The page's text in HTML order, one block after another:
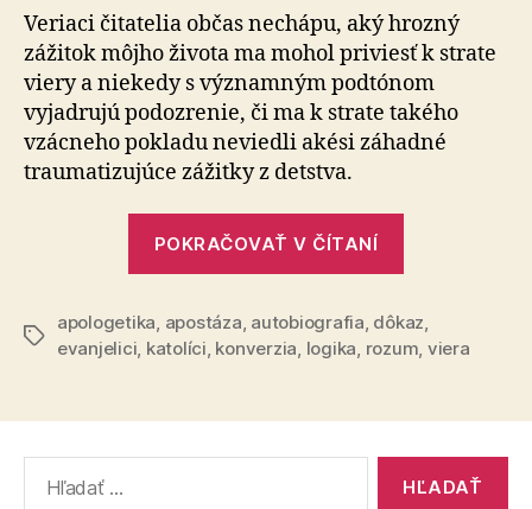
autobiografia
Veriaci čitatelia občas nechápu, aký hrozný
zážitok môjho života ma mohol priviesť k strate
viery a niekedy s významným podtónom
vyjadrujú podozrenie, či ma k strate takého
vzácneho pokladu neviedli akési záhadné
traumatizujúce zážitky z detstva.
POKRAČOVAŤ V ČÍTANÍ
Značky
apologetika, apostáza, autobiografia, dôkaz,
evanjelici, katolíci, konverzia, logika, rozum, viera